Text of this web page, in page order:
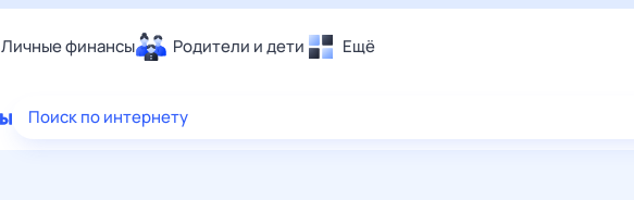
Личные финансы Родители и дети Ещё
Еда
Поиск по интернету